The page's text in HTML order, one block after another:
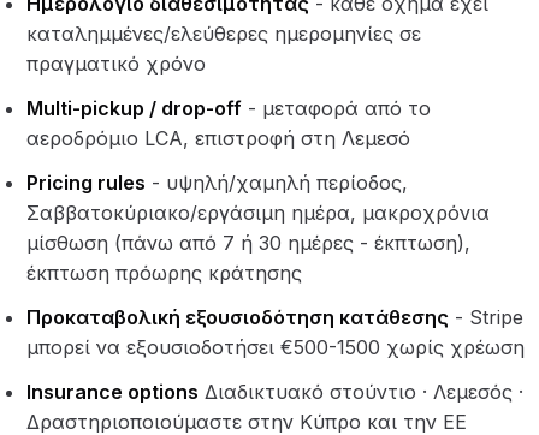
καταλημμένες/ελεύθερες ημερομηνίες σε
πραγματικό χρόνο
Multi-pickup / drop-off - μεταφορά από το
αεροδρόμιο LCA, επιστροφή στη Λεμεσό
Pricing rules - υψηλή/χαμηλή περίοδος,
Σαββατοκύριακο/εργάσιμη ημέρα, μακροχρόνια
μίσθωση (πάνω από 7 ή 30 ημέρες - έκπτωση),
έκπτωση πρόωρης κράτησης
Προκαταβολική εξουσιοδότηση κατάθεσης - Stripe
μπορεί να εξουσιοδοτήσει €500-1500 χωρίς χρέωση
Insurance options Διαδικτυακό στούντιο · Λεμεσός ·
Δραστηριοποιούμαστε στην Κύπρο και την ΕΕ